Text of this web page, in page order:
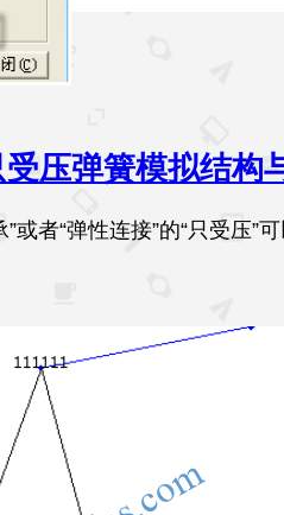
压弹簧模拟结构
或者“弹性连接”的“只受压